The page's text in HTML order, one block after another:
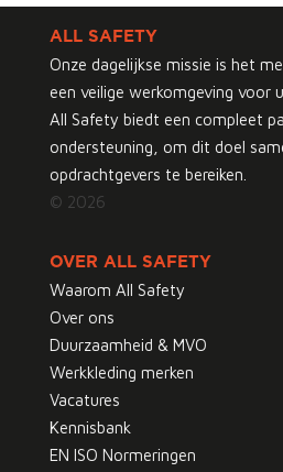
ALL SAFETY
Onze dagelijkse missie is het
een veilige werkomgeving voor
All Safety biedt een compleet
ondersteuning, om dit doel
opdrachtgevers te bereiken.
© 2026
OVER ALL SAFETY
Waarom All Safety
Over ons
Duurzaamheid & MVO
Werkkleding merken
Vacatures
Kennisbank
EN ISO Normeringen